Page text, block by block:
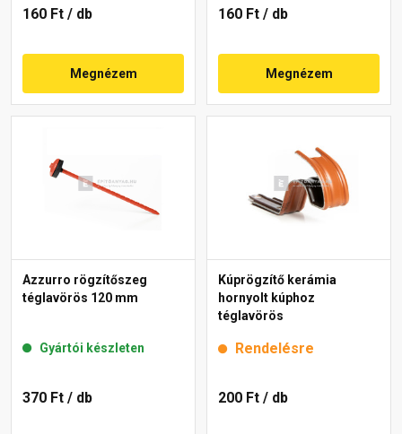
160 Ft / db
Megnézem
160 Ft / db
Megnézem
Azzurro rögzítőszeg
téglavörös 120 mm
Gyártói készleten
370 Ft / db
Kúprögzítő kerámia
hornyolt kúphoz
téglavörös
Rendelésre
200 Ft / db